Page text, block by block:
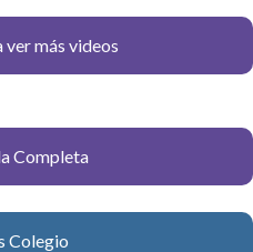
más videos
Completa
Colegio